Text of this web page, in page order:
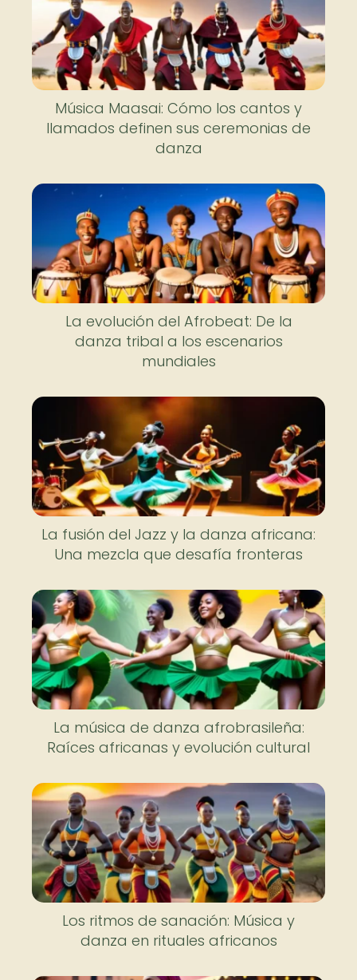
Música Maasai: Cómo los cantos y
llamados definen sus ceremonias de
danza
La evolución del Afrobeat: De la
danza tribal a los escenarios
mundiales
La fusión del Jazz y la danza africana:
Una mezcla que desafía fronteras
La música de danza afrobrasileña:
Raíces africanas y evolución cultural
Los ritmos de sanación: Música y
danza en rituales africanos